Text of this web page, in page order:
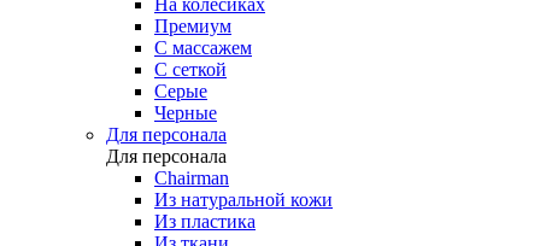
На колесиках
Премиум
С массажем
С сеткой
Серые
Черные
Для персонала
Для персонала
Chairman
Из натуральной кожи
Из пластика